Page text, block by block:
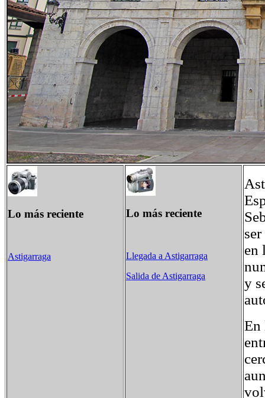
Lo más reciente
Astigarraga
Lo más reciente
Llegada a Astigarraga
Salida de Astigarraga
en
y
En